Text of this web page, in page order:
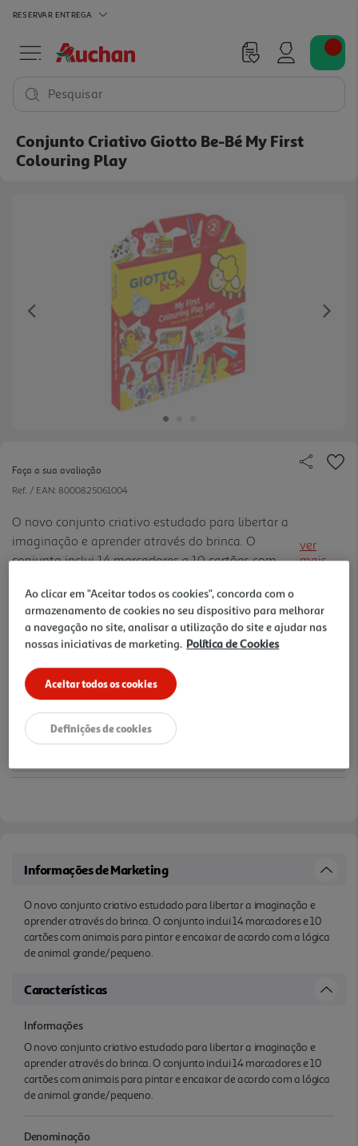
RESERVAR ENTREGA
Pesquisar
Conjunto Criativo Giotto Be-Bé My First
Colouring Play
Previous
Faça a sua avaliação
Ref. / EAN: 8000825061004
O novo conjunto criativo estudado para libertar a
imaginação e aprender através do brinca. O
conjunto inclui 14 marcadores e 10 cartões com
lógica de animal grande/pequeno.
ver
mais
14,79 €
Notas de preparação
Informações de Marketing
O novo conjunto criativo estudado para libertar a imaginação e
aprender através do brinca. O conjunto inclui 14 marcadores e 10
cartões com animais para pintar e encaixar de acordo com a lógica
de animal grande/pequeno.
Características
Informações
O novo conjunto criativo estudado para libertar a imaginação e
aprender através do brinca. O conjunto inclui 14 marcadores e 10
cartões com animais para pintar e encaixar de acordo com a lógica
de animal grande/pequeno.
Denominação
Ao clicar em "Aceitar todos os cookies", concorda com o
armazenamento de cookies no seu dispositivo para melhorar
a navegação no site, analisar a utilização do site e ajudar nas
nossas iniciativas de marketing. Política de Cookies
Aceitar todos os cookies
Definições de cookies